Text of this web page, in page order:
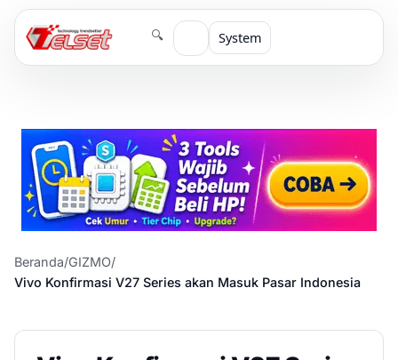
🔍 System
Beranda/GIZMO/
Vivo Konfirmasi V27 Series akan Masuk Pasar Indonesia